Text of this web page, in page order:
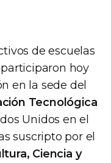
de escuelas
hoy
en la sede del
Tecnológica
Unidos en el
suscripto por el
Ciencia y